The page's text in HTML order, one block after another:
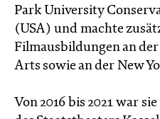
Park University
(USA) und machte
Filmausbildungen an
Arts sowie an der New
Von 2016 bis 2021 war